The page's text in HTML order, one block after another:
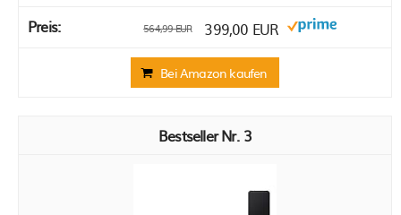
564,99 EUR 399,00 EUR
Bei Amazon kaufen
3